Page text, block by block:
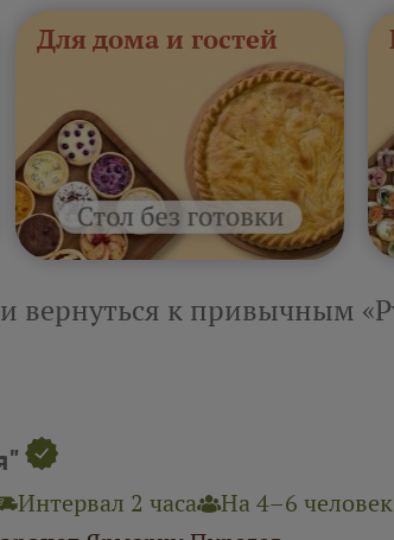
Для дома и гостей
вернуться к привычным
Интервал 2 часа
На 4–6